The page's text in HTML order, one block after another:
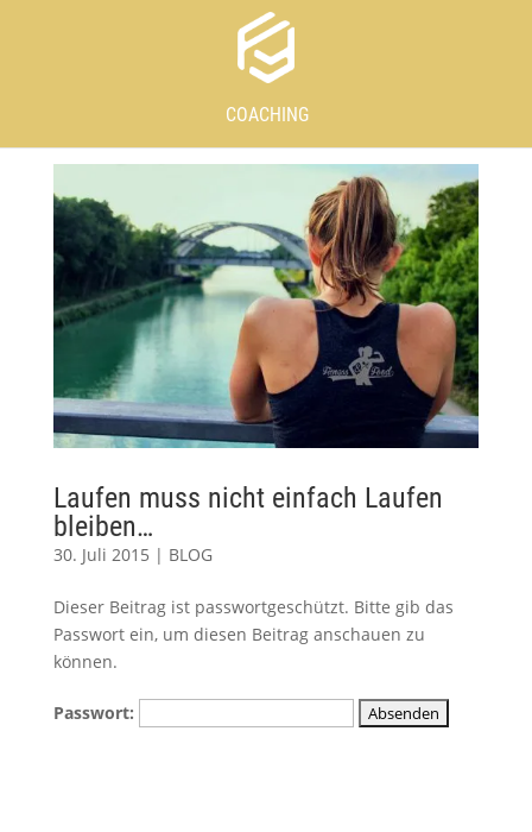
COACHING
Laufen muss nicht einfach Laufen
bleiben…
30. Juli 2015 | BLOG
Dieser Beitrag ist passwortgeschützt. Bitte gib das
Passwort ein, um diesen Beitrag anschauen zu
können.
Passwort: